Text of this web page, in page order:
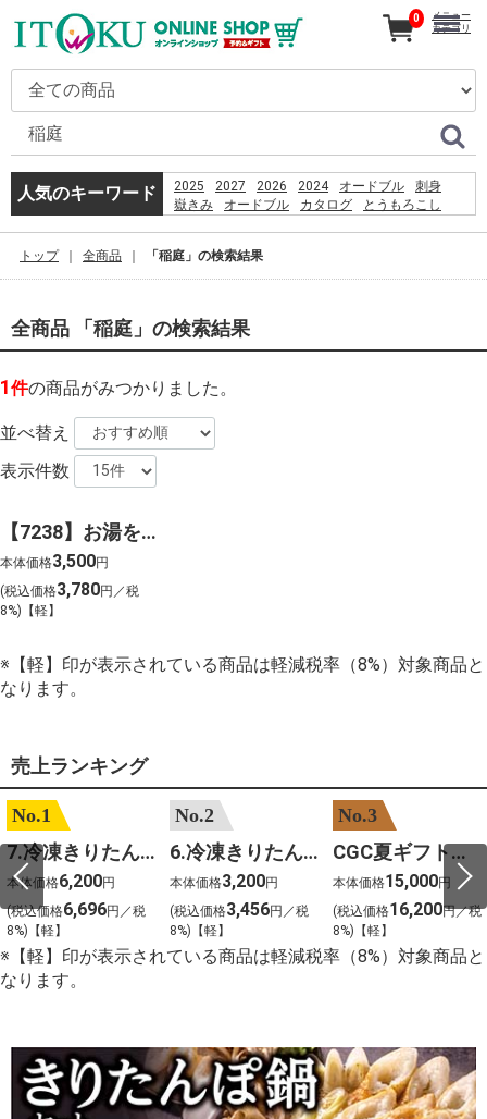
人気のキーワード 2025 2027 2026 2024 オードブル
刺身
嶽きみ
オードブル カタログ
とうもろこし
PSO2 %E8%8F%85%E6%B2%BC%E8%A3%95
2026
%D8%B3%D8%A7%D8%AD%D9%84
%D8%A8%D8%B1%D8%A7%DB%8C
%D8%B4%D9%86%D8%A7
%D8%AF%D8%A7%D8%B1%D8%AF%D8%9F
0
メニュー
カテゴリ
トップ 全商品 「稲庭」の検索結果
全商品 「稲庭」の検索結果
1件の商品がみつかりました。
並べ替え
表示件数
【7238】お湯をかけるだけで出来る稲庭うどん
本体価格3,500円
(税込価格3,780円／税
8%)【軽】
※【軽】印が表示されている商品は軽減税率（8%）対象商品と
なります。
売上ランキング
No.1
7.冷凍きりたんぽセットM 野菜なし 4人前
本体価格6,200円
(税込価格6,696円／税
8%)【軽】
No.2
6.冷凍きりたんぽセットＳ 野菜なし 2人前
本体価格3,200円
(税込価格3,456円／税
8%)【軽】
No.3
CGC夏ギフト【1101】和牛苑 神戸牛・三田和牛食べ比べ(680g)
本体価格15,000円
(税込価格16,200円／税
8%)【軽】
※【軽】印が表示されている商品は軽減税率（8%）対象商品と
なります。